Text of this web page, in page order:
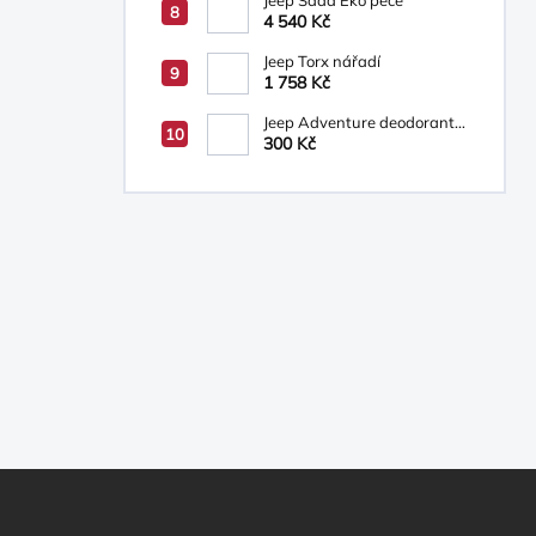
4 540 Kč
Jeep Torx nářadí
1 758 Kč
Jeep Adventure deodorant
ve spreji, sprchový gel 200
300 Kč